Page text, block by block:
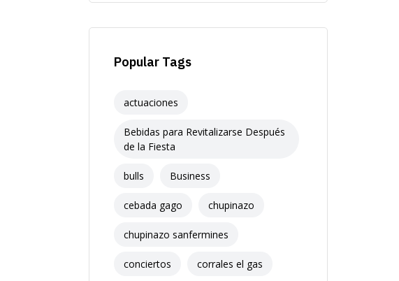
Popular Tags
actuaciones
Bebidas para Revitalizarse Después
de la Fiesta
bulls Business
cebada gago chupinazo
chupinazo sanfermines
conciertos corrales el gas